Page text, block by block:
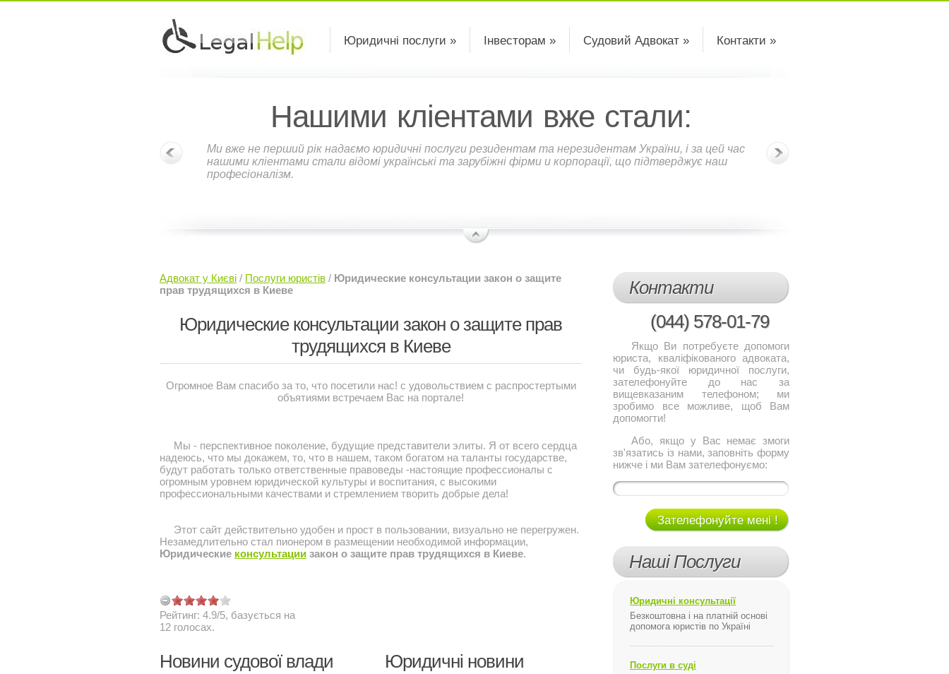
Юридичні послуги » Інвесторам » Судовий Адвокат » Контакти »
Нашими кліентами вже стали:
Ми вже не перший рік надаємо юридичні послуги резидентам та нерезидентам України, і за цей час
нашими кліентами стали відомі українські та зарубіжні фірми и корпорації, що підтверджує наш
професіоналізм.
Адвокат у Києві / Послуги юристів / Юридические консультации закон о защите
прав трудящихся в Киеве
Юридические консультации закон о защите прав
трудящихся в Киеве
Огромное Вам спасибо за то, что посетили нас! с удовольствием с распростертыми
объятиями встречаем Вас на портале!
Мы - перспективное поколение, будущие представители элиты. Я от всего сердца
надеюсь, что мы докажем, то, что в нашем, таком богатом на таланты государстве,
будут работать только ответственные правоведы -настоящие профессионалы с
огромным уровнем юридической культуры и воспитания, с высокими
профессиональными качествами и стремлением творить добрые дела!
Этот сайт действительно удобен и прост в пользовании, визуально не перегружен.
Незамедлительно стал пионером в размещении необходимой информации,
Юридические консультации закон о защите прав трудящихся в Киеве.
Рейтинг: 4.9/5, базується на
12 голосах.
Новини судової влади Юридичні новини
Контакти
(044) 578-01-79
Якщо Ви потребуєте допомоги
юриста, кваліфікованого адвоката,
чи будь-якої юридичної послуги,
зателефонуйте до нас за
вищевказаним телефоном; ми
зробимо все можливе, щоб Вам
допомогти!
Або, якщо у Вас немає змоги
зв'язатись із нами, заповніть форму
нижче і ми Вам зателефонуємо:
Зателефонуйте мені !
Наші Послуги
Юридичні консультації
Безкоштовна і на платній основі
допомога юристів по Україні
Послуги в суді